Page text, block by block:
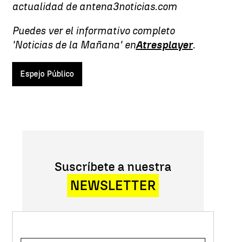
actualidad de antena3noticias.com
Puedes ver el informativo completo
'Noticias de la Mañana' enAtresplayer.
Espejo Público
Suscríbete a nuestra
NEWSLETTER